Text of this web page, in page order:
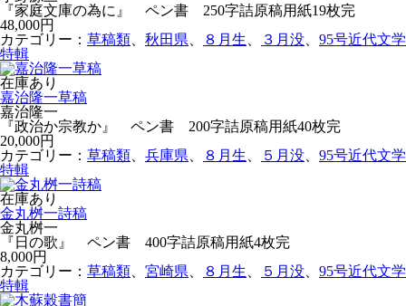
『家庭文庫の為に』 ペン書 250字詰原稿用紙19枚完
48,000円
カテゴリー： 草稿類 秋田県 ８月生 ３月没
95号近代文学
特輯
在庫あり
嘉治隆一草稿
嘉治隆一
『政治か宗教か』 ペン書 200字詰原稿用紙40枚完
20,000円
カテゴリー： 草稿類 兵庫県 ８月生 ５月没
95号近代文学
特輯
在庫あり
金丸桝一詩稿
金丸桝一
『日の歌』 ペン書 400字詰原稿用紙4枚完
8,000円
カテゴリー： 草稿類 宮崎県 ８月生 ５月没
95号近代文学
特輯